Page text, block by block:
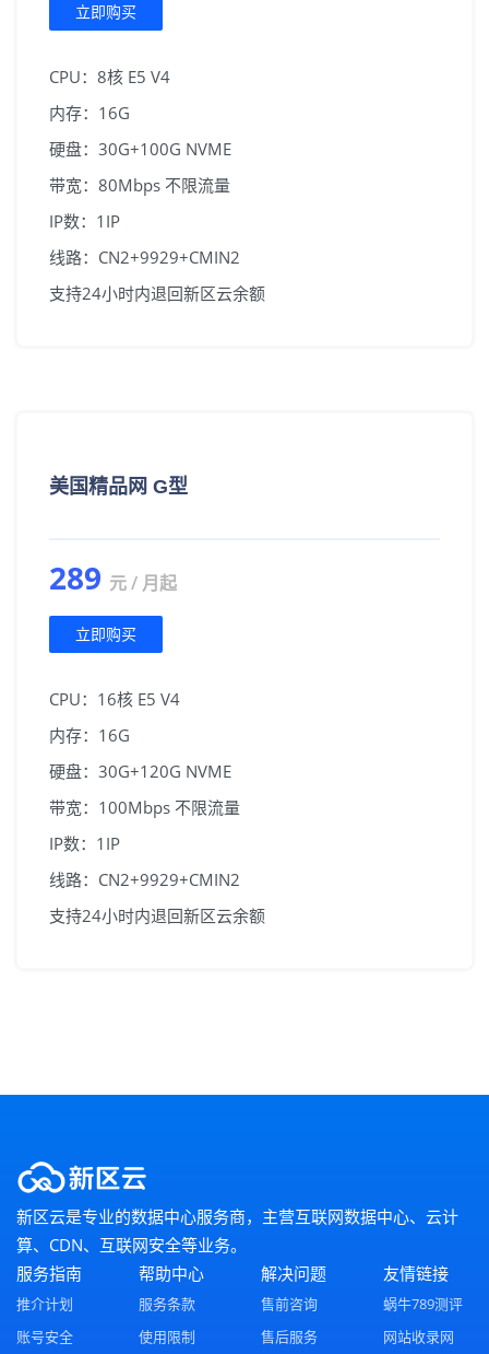
立即购买
CPU：8核 E5 V4
内存：16G
硬盘：30G+100G NVME
带宽：80Mbps 不限流量
IP数：1IP
线路：CN2+9929+CMIN2
支持24小时内退回新区云余额
美国精品网 G型
289 元 / 月起
立即购买
CPU：16核 E5 V4
内存：16G
硬盘：30G+120G NVME
带宽：100Mbps 不限流量
IP数：1IP
线路：CN2+9929+CMIN2
支持24小时内退回新区云余额
新区云是专业的数据中心服务商，主营互联网数据中心、云计
算、CDN、互联网安全等业务。
服务指南
推介计划
账号安全
帮助中心
服务条款
使用限制
解决问题
售前咨询
售后服务
友情链接
蜗牛789测评
网站收录网